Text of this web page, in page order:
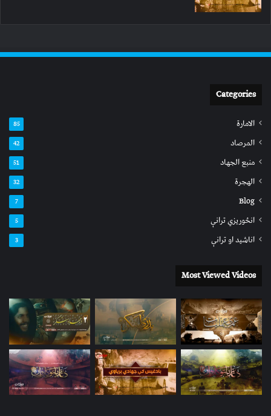
Categories
الامارة 85
المرصاد 42
منبع الجهاد 51
الهجرة 32
Blog
7
انځوریزي ترانې 5
اناشید او ترانې 3
Most Viewed Videos